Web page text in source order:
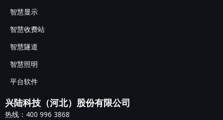
智慧显示
智慧收费站
智慧隧道
智慧照明
平台软件
兴陆科技（河北）股份有限公司
热线：400 996 3868